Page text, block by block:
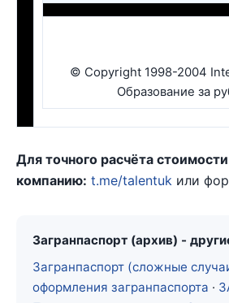
© Copyright 1998-2004
Образование за
Для точного расчёта
компанию: t.me/talentuk или
Загранпаспорт (архив) -
Загранпаспорт (сложные
оформления загранпаспорта ·